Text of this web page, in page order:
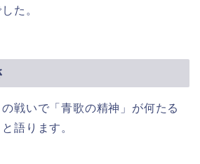
た。
戦いで「青歌の精神」が何たる
語ります。